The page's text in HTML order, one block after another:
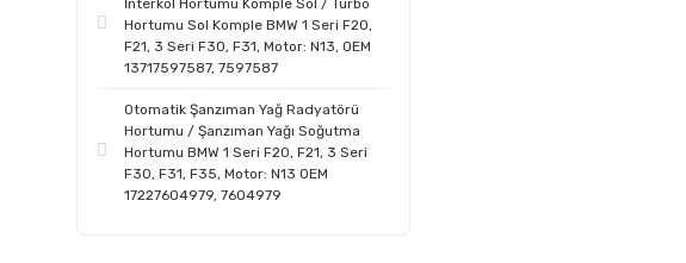
İnterkol Hortumu Komple Sol / Turbo
Hortumu Sol Komple BMW 1 Seri F20,
F21, 3 Seri F30, F31, Motor: N13, OEM
13717597587, 7597587
Otomatik Şanzıman Yağ Radyatörü
Hortumu / Şanzıman Yağı Soğutma
Hortumu BMW 1 Seri F20, F21, 3 Seri
F30, F31, F35, Motor: N13 OEM
17227604979, 7604979